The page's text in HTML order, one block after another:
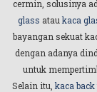
cermin, solusinya
glass atau kaca
bayangan sekuat
dengan adanya
untuk
Selain itu, kaca